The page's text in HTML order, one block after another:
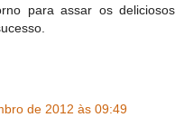
para assar os deliciosos
de 2012 às 09:49